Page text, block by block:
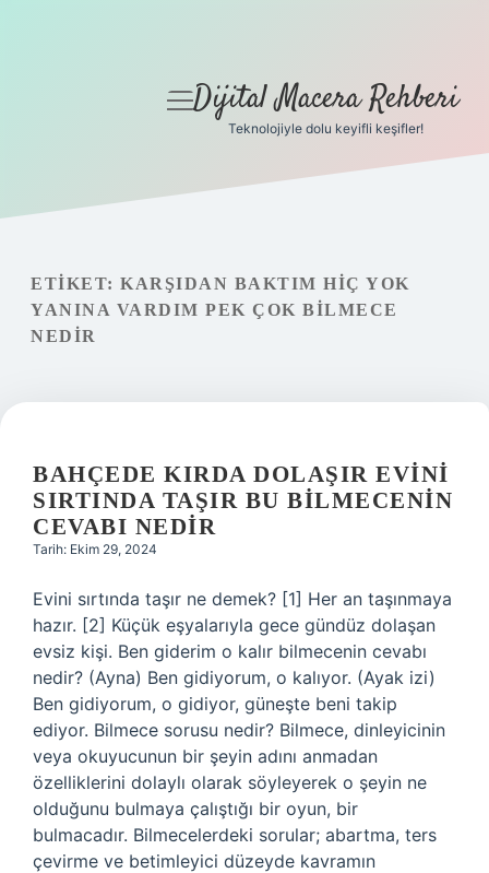
Gizlilik Politikası
Hakkımızda
menüyü
Dijital Macera Rehberi
Teknolojiyle dolu keyifli keşifler!
ETIKET: KARŞIDAN BAKTIM HIÇ YOK
YANINA VARDIM PEK ÇOK BILMECE
NEDIR
BAHÇEDE KIRDA DOLAŞIR EVINI
SIRTINDA TAŞIR BU BILMECENIN
CEVABI NEDIR
Tarih: Ekim 29, 2024
Evini sırtında taşır ne demek? [1] Her an taşınmaya
hazır. [2] Küçük eşyalarıyla gece gündüz dolaşan
evsiz kişi. Ben giderim o kalır bilmecenin cevabı
nedir? (Ayna) Ben gidiyorum, o kalıyor. (Ayak izi)
Ben gidiyorum, o gidiyor, güneşte beni takip
ediyor. Bilmece sorusu nedir? Bilmece, dinleyicinin
veya okuyucunun bir şeyin adını anmadan
özelliklerini dolaylı olarak söyleyerek o şeyin ne
olduğunu bulmaya çalıştığı bir oyun, bir
bulmacadır. Bilmecelerdeki sorular; abartma, ters
çevirme ve betimleyici düzeyde kavramın